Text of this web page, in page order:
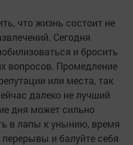
что жизнь состоит не
Сегодня
и бросить
вопросов. Промедление
или места, так
далеко не лучший
дня может сильно
в лапы к унынию, время
и балуйте себя